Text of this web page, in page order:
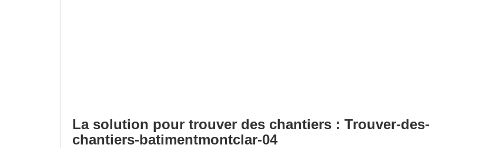
La solution pour trouver des chantiers : Trouver-des-
chantiers-batimentmontclar-04